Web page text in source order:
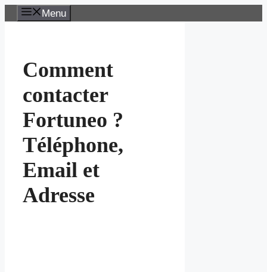
Aller
au
Menu
Comment
contacter
Fortuneo ?
Téléphone,
Email et
Adresse